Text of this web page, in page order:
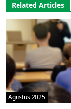
Related Articles
Agustus 2025